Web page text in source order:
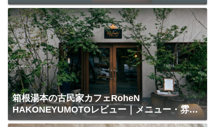
箱根湯本の古民家カフェRoheN
HAKONEYUMOTOレビュー｜メニュー・雰囲
気・ひとり利用の感想